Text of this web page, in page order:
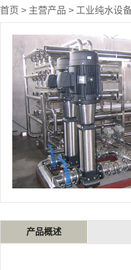
首页 > 主营产品 > 工业纯水设
产品概述